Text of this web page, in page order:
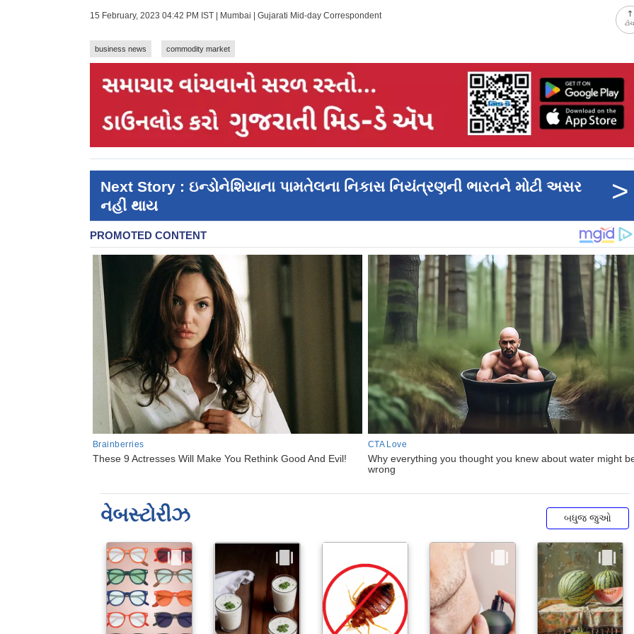
15 February, 2023 04:42 PM IST | Mumbai | Gujarati Mid-day Correspondent
business news commodity market
Next Story : ઇન્ડોનેશિયાના પામતેલના નિકાસ નિયંત્રણની ભારતને મોટી અસર
નહીં થાય
>
વેબસ્ટોરીઝ બધુજ જુઓ